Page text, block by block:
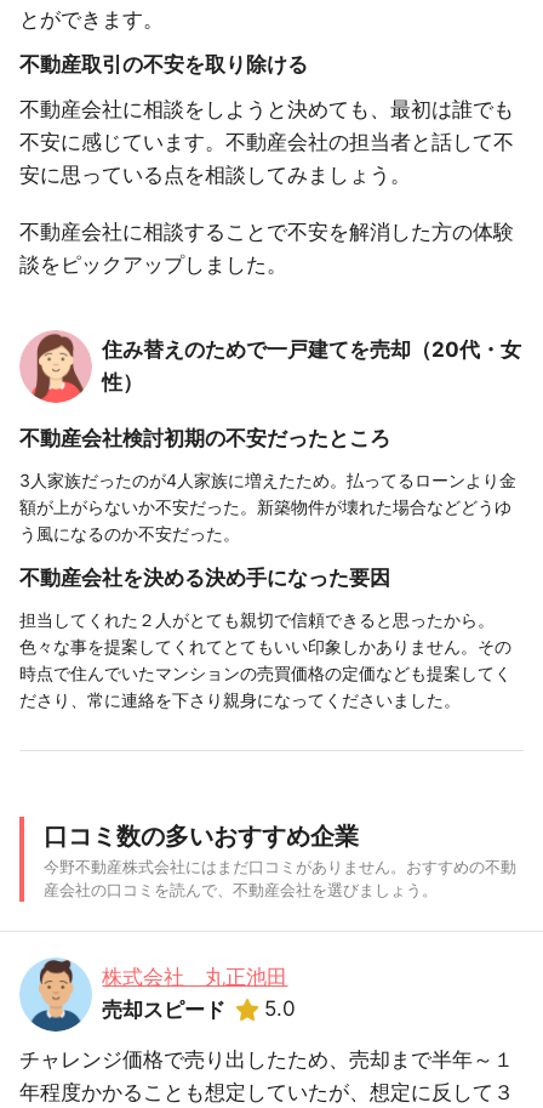
とができます。
不動産取引の不安を取り除ける
不動産会社に相談をしようと決めても、最初は誰でも
不安に感じています。不動産会社の担当者と話して不
安に思っている点を相談してみましょう。
不動産会社に相談することで不安を解消した方の体験
談をピックアップしました。
住み替えのためで一戸建てを売却（20代・女
性）
不動産会社検討初期の不安だったところ
3人家族だったのが4人家族に増えたため。払ってるローンより金
額が上がらないか不安だった。新築物件が壊れた場合などどうゆ
う風になるのか不安だった。
不動産会社を決める決め手になった要因
担当してくれた２人がとても親切で信頼できると思ったから。
色々な事を提案してくれてとてもいい印象しかありません。その
時点で住んでいたマンションの売買価格の定価なども提案してく
ださり、常に連絡を下さり親身になってくださいました。
口コミ数の多いおすすめ企業
今野不動産株式会社にはまだ口コミがありません。おすすめの不動
産会社の口コミを読んで、不動産会社を選びましょう。
株式会社 丸正池田
売却スピード
5.0
チャレンジ価格で売り出したため、売却まで半年～１
年程度かかることも想定していたが、想定に反して３